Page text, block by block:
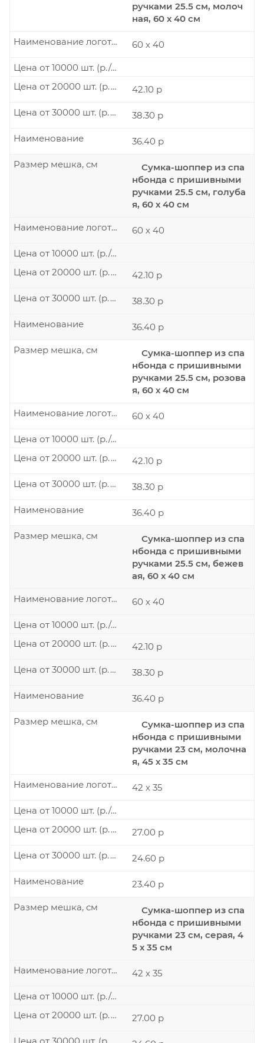
ручками 25.5 см, молоч
ная, 60 х 40 см
60 х 40
Наименование логотипа
Цена от 10000 шт. (р./шт.)
42.10 р
Цена от 20000 шт. (р./шт.)
38.30 р
Цена от 30000 шт. (р./шт.)
36.40 р
Наименование
Сумка-шоппер из спа
нбонда с пришивными
ручками 25.5 см, голуба
я, 60 х 40 см
Размер мешка, см
60 х 40
Наименование логотипа
Цена от 10000 шт. (р./шт.)
42.10 р
Цена от 20000 шт. (р./шт.)
38.30 р
Цена от 30000 шт. (р./шт.)
36.40 р
Наименование
Сумка-шоппер из спа
нбонда с пришивными
ручками 25.5 см, розова
я, 60 х 40 см
Размер мешка, см
60 х 40
Наименование логотипа
Цена от 10000 шт. (р./шт.)
42.10 р
Цена от 20000 шт. (р./шт.)
38.30 р
Цена от 30000 шт. (р./шт.)
36.40 р
Наименование
Сумка-шоппер из спа
нбонда с пришивными
ручками 25.5 см, бежев
ая, 60 х 40 см
Размер мешка, см
60 х 40
Наименование логотипа
Цена от 10000 шт. (р./шт.)
42.10 р
Цена от 20000 шт. (р./шт.)
38.30 р
Цена от 30000 шт. (р./шт.)
36.40 р
Наименование
Сумка-шоппер из спа
нбонда с пришивными
ручками 23 см, молочна
я, 45 х 35 см
Размер мешка, см
42 х 35
Наименование логотипа
Цена от 10000 шт. (р./шт.)
27.00 р
Цена от 20000 шт. (р./шт.)
24.60 р
Цена от 30000 шт. (р./шт.)
23.40 р
Наименование
Сумка-шоппер из спа
нбонда с пришивными
ручками 23 см, серая, 4
5 х 35 см
Размер мешка, см
42 х 35
Наименование логотипа
Цена от 10000 шт. (р./шт.)
27.00 р
Цена от 20000 шт. (р./шт.)